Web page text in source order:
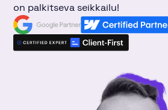
on palkitseva seikkailu!